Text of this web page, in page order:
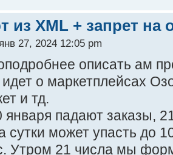
из XML + запрет на
27, 2024 12:05 pm
описать ам
о маркетплейсах
и тд.
января падают заказы,
сутки может упасть до
Утром 21 числа мы